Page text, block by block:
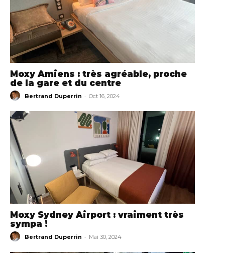
Moxy Amiens : très agréable, proche
de la gare et du centre
Bertrand Duperrin - Oct 16, 2024
Moxy Sydney Airport : vraiment très
sympa !
Bertrand Duperrin - Mai 30, 2024